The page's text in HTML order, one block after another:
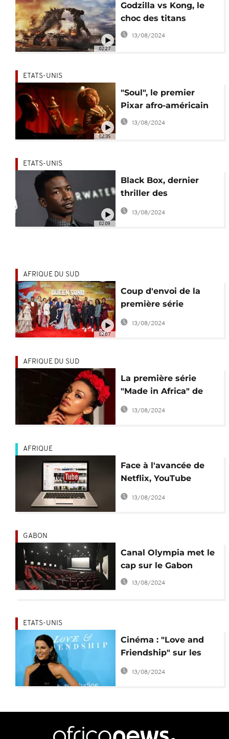
02:27
Godzilla vs Kong, le
choc des titans
13/08/2024
02:35
ETATS-UNIS
"Soul", le premier
Pixar afro-américain
13/08/2024
02:09
ETATS-UNIS
Black Box, dernier
thriller des
producteurs de Get
Out et Insidious
13/08/2024
02:07
AFRIQUE DU SUD
Coup d'envoi de la
première série
originale africaine de
Netflix
13/08/2024
AFRIQUE DU SUD
La première série
"Made in Africa" de
Netflix sur les écrans
en 2019
13/08/2024
AFRIQUE
Face à l'avancée de
Netflix, YouTube
regarde davantage
vers l'Afrique
13/08/2024
GABON
Canal Olympia met le
cap sur le Gabon
13/08/2024
ETATS-UNIS
Cinéma : "Love and
Friendship" sur les
écrans
13/08/2024